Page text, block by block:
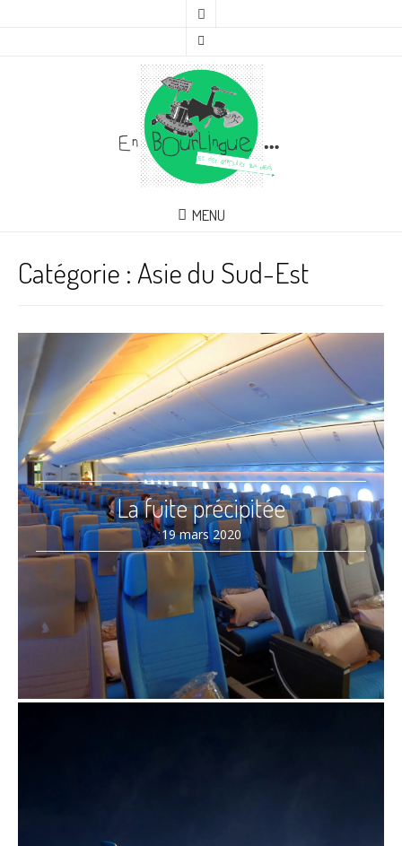
MENU
Catégorie : Asie du Sud-Est
La fuite précipitée
19 mars 2020